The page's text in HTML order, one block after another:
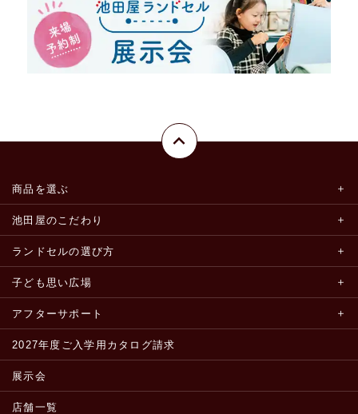
商品を選ぶ
池田屋のこだわり
ランドセルの選び方
子ども思い広場
アフターサポート
2027年度ご入学用カタログ請求
展示会
店舗一覧